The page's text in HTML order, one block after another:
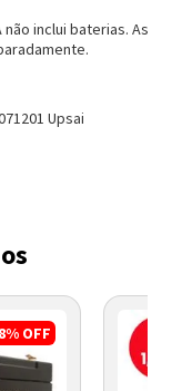
não inclui baterias. As
Upsai
8% OFF